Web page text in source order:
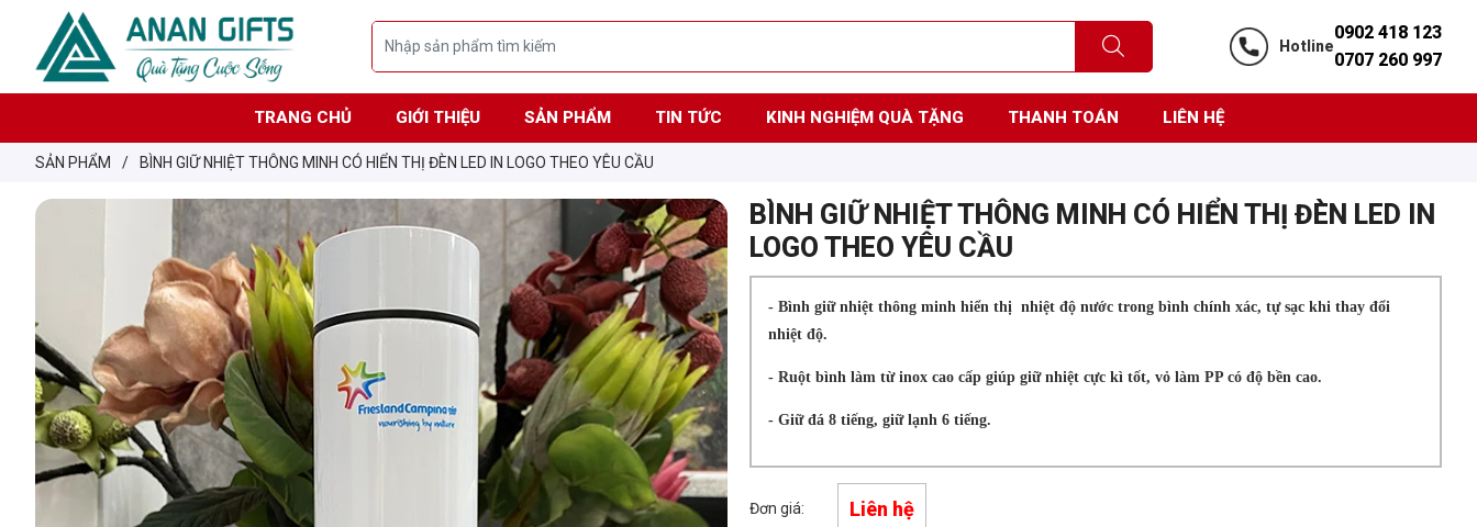
Hotline
0902 418 123
0707 260 997
TRANG CHỦ GIỚI THIỆU SẢN PHẨM TIN TỨC KINH NGHIỆM QUÀ TẶNG THANH TOÁN LIÊN HỆ
SẢN PHẨM / BÌNH GIỮ NHIỆT THÔNG MINH CÓ HIỂN THỊ ĐÈN LED IN LOGO THEO YÊU CẦU
BÌNH GIỮ NHIỆT THÔNG MINH CÓ HIỂN THỊ ĐÈN LED IN
LOGO THEO YÊU CẦU
- Bình giữ nhiệt thông minh hiển thị nhiệt độ nước trong bình chính xác, tự sạc khi thay đổi
nhiệt độ.
- Ruột bình làm từ inox cao cấp giúp giữ nhiệt cực kì tốt, vỏ làm PP có độ bền cao.
- Giữ đá 8 tiếng, giữ lạnh 6 tiếng.
Đơn giá: Liên hệ